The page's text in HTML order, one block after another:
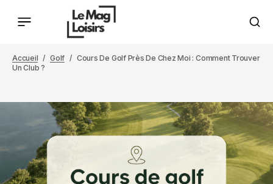
Accueil Golf
Cours De Golf Près De Chez Moi : Comment Trouver
Un Club ?